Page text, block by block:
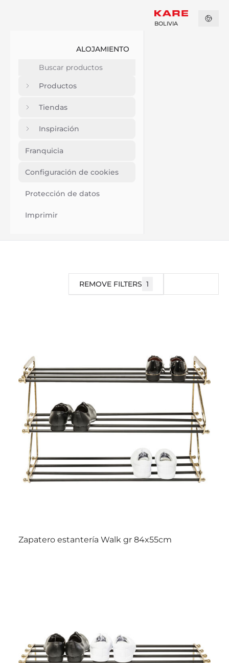
ALOJAMIENTO
Productos
Tiendas
Inspiración
Franquicia
Configuración de cookies
Protección de datos
Imprimir
BOLIVIA
REMOVE FILTERS 1
Zapatero estantería Walk gr 84x55cm